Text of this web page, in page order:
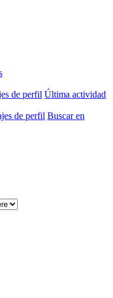
de perfil Última actividad
de perfil Buscar en